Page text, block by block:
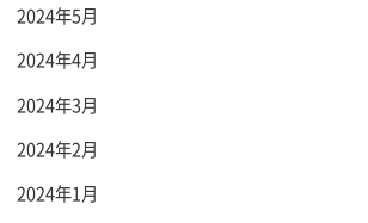
2024年5月
2024年4月
2024年3月
2024年2月
2024年1月